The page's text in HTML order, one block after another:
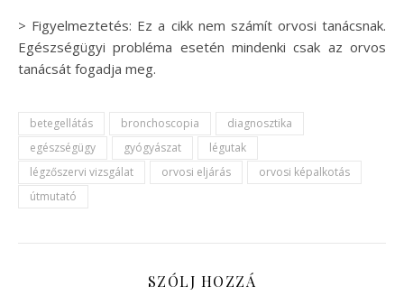
> Figyelmeztetés: Ez a cikk nem számít orvosi tanácsnak.
Egészségügyi probléma esetén mindenki csak az orvos
tanácsát fogadja meg.
betegellátás bronchoscopia
diagnosztika
egészségügy
gyógyászat
légutak
légzőszervi vizsgálat
orvosi eljárás
orvosi képalkotás
útmutató
SZÓLJ HOZZÁ